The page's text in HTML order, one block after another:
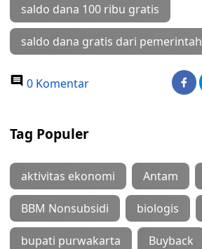
saldo dana 100 ribu gratis
saldo dana gratis dari pemerintah
0 Komentar
Tag Populer
aktivitas ekonomi Antam
BBM Nonsubsidi biologis
bupati purwakarta Buyback